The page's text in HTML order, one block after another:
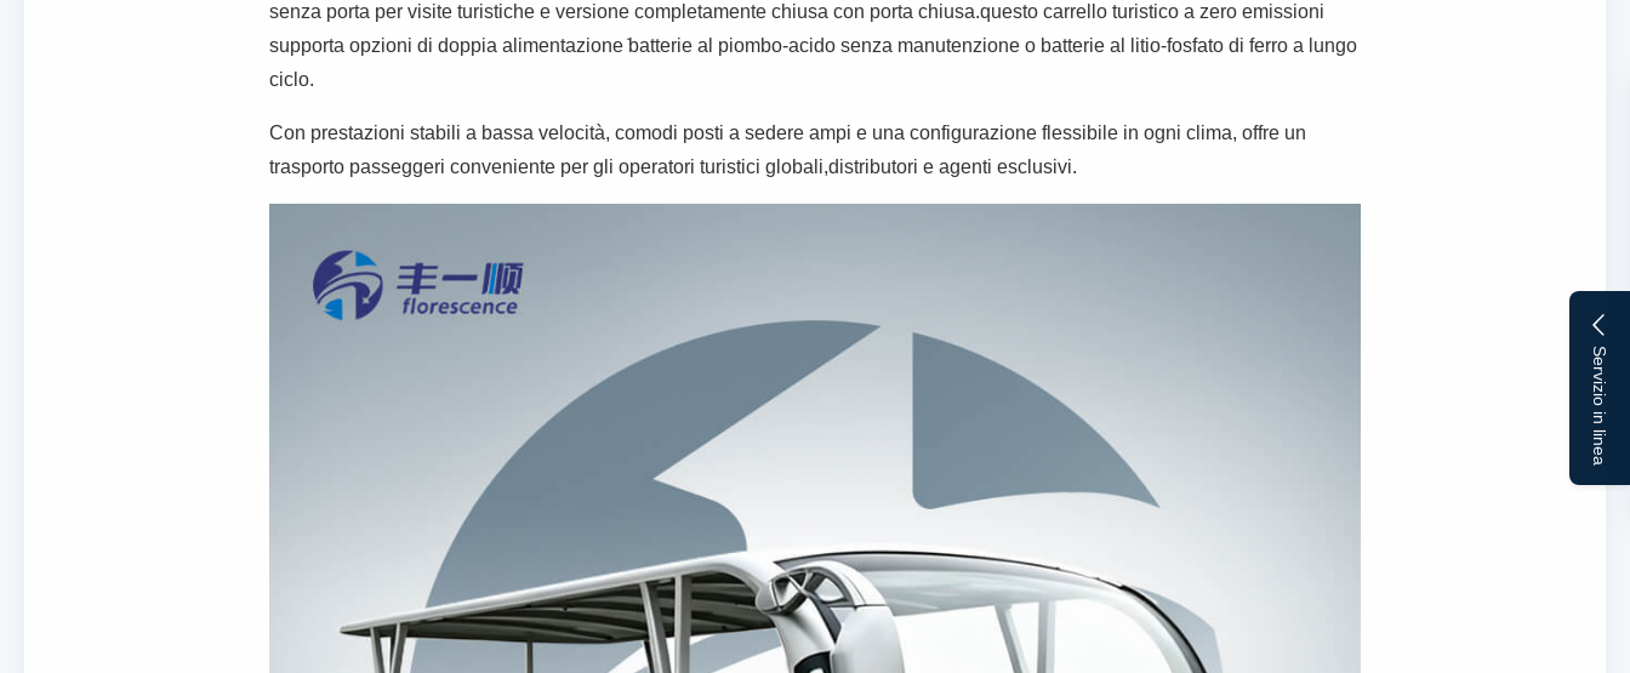
Servizio in linea
senza porta per visite turistiche e versione completamente chiusa con porta chiusa.questo carrello turistico a zero emissioni
supporta opzioni di doppia alimentazione ̇batterie al piombo-acido senza manutenzione o batterie al litio-fosfato di ferro a lungo
ciclo.
Con prestazioni stabili a bassa velocità, comodi posti a sedere ampi e una configurazione flessibile in ogni clima, offre un
trasporto passeggeri conveniente per gli operatori turistici globali,distributori e agenti esclusivi.